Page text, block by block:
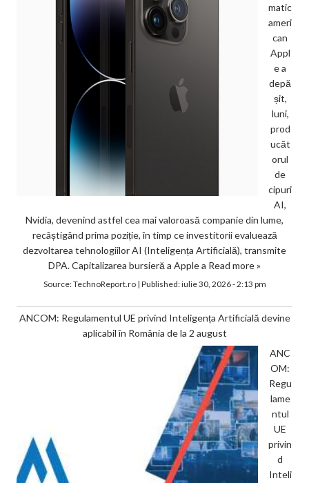
matic
ameri
can
Appl
e a
depă
șit,
luni,
prod
ucăt
orul
de
cipuri
AI,
Nvidia, devenind astfel cea mai valoroasă companie din lume,
recâștigând prima poziție, în timp ce investitorii evaluează
dezvoltarea tehnologiilor AI (Inteligența Artificială), transmite
DPA. Capitalizarea bursieră a Apple a Read more »
Source:TechnoReport.ro| Published:iulie 30, 2026 - 2:13 pm
ANCOM: Regulamentul UE privind Inteligența Artificială devine
aplicabil în România de la 2 august
ANC
OM:
Regu
lame
ntul
UE
privin
d
Inteli